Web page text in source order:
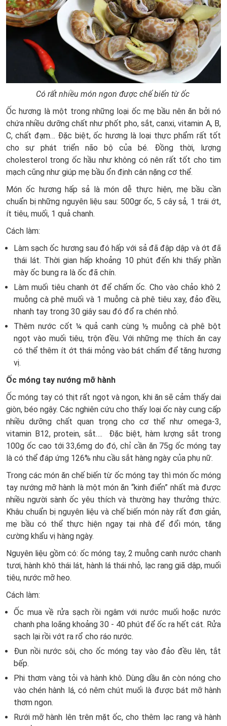
Có rất nhiều món ngon được chế biến từ ốc
Ốc hương là một trong những loại ốc mẹ bầu nên ăn bởi nó
chứa nhiều dưỡng chất như phốt pho, sắt, canxi, vitamin A, B,
C, chất đạm… Đặc biệt, ốc hương là loại thực phẩm rất tốt
cho sự phát triển não bộ của bé. Đồng thời, lượng
cholesterol trong ốc hầu như không có nên rất tốt cho tim
mạch cũng như giúp mẹ bầu ổn định cân nặng cơ thể.
Món ốc hương hấp sả là món dễ thực hiện, mẹ bầu cần
chuẩn bị những nguyên liệu sau: 500gr ốc, 5 cây sả, 1 trái ớt,
ít tiêu, muối, 1 quả chanh.
Cách làm:
Làm sạch ốc hương sau đó hấp với sả đã đập dập và ớt đã
thái lát. Thời gian hấp khoảng 10 phút đến khi thấy phần
mày ốc bung ra là ốc đã chín.
Làm muối tiêu chanh ớt để chấm ốc. Cho vào chảo khô 2
muỗng cà phê muối và 1 muỗng cà phê tiêu xay, đảo đều,
nhanh tay trong 30 giây sau đó đổ ra chén nhỏ.
Thêm nước cốt ¼ quả canh cùng ½ muỗng cà phê bột
ngọt vào muối tiêu, trộn đều. Với những mẹ thích ăn cay
có thể thêm ít ớt thái mỏng vào bát chấm để tăng hương
vị.
Ốc móng tay nướng mỡ hành
Ốc móng tay có thịt rất ngọt và ngon, khi ăn sẽ cảm thấy dai
giòn, béo ngậy. Các nghiên cứu cho thấy loại ốc này cung cấp
nhiều dưỡng chất quan trọng cho cơ thể như omega-3,
vitamin B12, protein, sắt…. Đặc biệt, hàm lượng sắt trong
100g ốc cao tới 33,6mg do đó, chỉ cần ăn 75g ốc móng tay
là có thể đáp ứng 126% nhu cầu sắt hàng ngày của phụ nữ.
Trong các món ăn chế biến từ ốc móng tay thì món ốc móng
tay nướng mỡ hành là một món ăn “kinh điển” nhất mà được
nhiều người sành ốc yêu thích và thường hay thưởng thức.
Khâu chuẩn bị nguyên liệu và chế biến món này rất đơn giản,
mẹ bầu có thể thực hiện ngay tại nhà để đổi món, tăng
cường khẩu vị hàng ngày.
Nguyên liệu gồm có: ốc móng tay, 2 muỗng canh nước chanh
tươi, hành khô thái lát, hành lá thái nhỏ, lạc rang giã dập, muối
tiêu, nước mỡ heo.
Cách làm:
Ốc mua về rửa sạch rồi ngâm với nước muối hoặc nước
chanh pha loãng khoảng 30 - 40 phút để ốc ra hết cát. Rửa
sạch lại rồi vớt ra rổ cho ráo nước.
Đun nồi nước sôi, cho ốc móng tay vào đảo đều lên, tắt
bếp.
Phi thơm vàng tỏi và hành khô. Dùng dầu ăn còn nóng cho
vào chén hành lá, có nêm chút muối là được bát mỡ hành
thơm ngon.
Rưới mỡ hành lên trên mặt ốc, cho thêm lạc rang và hành